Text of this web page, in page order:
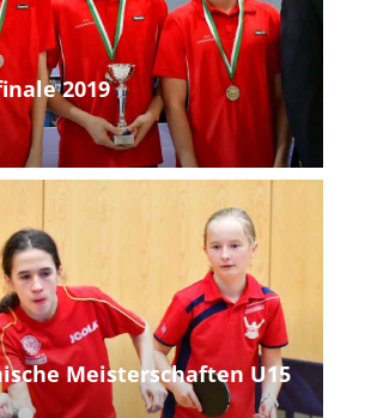
2019
Meisterschaften U15